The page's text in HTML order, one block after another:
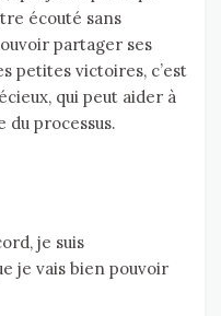
écouté sans
partager ses
petites victoires, c’est
qui peut aider à
du processus.
je suis
je vais bien pouvoir